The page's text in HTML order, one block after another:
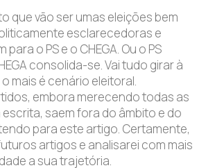
que vão ser umas eleições bem
esclarecedoras e
o PS e o CHEGA. Ou o PS
consolida-se. Vai tudo girar à
mais é cenário eleitoral.
embora merecendo todas as
saem fora do âmbito e do
para este artigo. Certamente,
artigos e analisarei com mais
a sua trajetória.